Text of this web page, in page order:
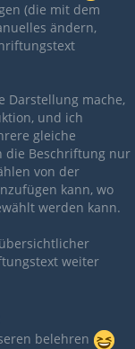
(die mit dem
ändern,
Darstellung mache,
und ich
gleiche
die Beschriftung nur
von der
kann, wo
werden kann.
weiter
belehren